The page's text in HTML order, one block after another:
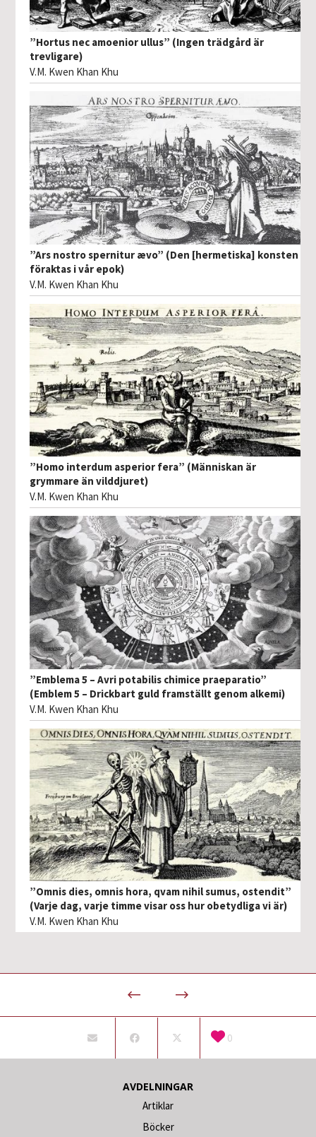
”Hortus nec amoenior ullus” (Ingen trädgård är
trevligare)
V.M. Kwen Khan Khu
”Ars nostro spernitur ævo” (Den [hermetiska] konsten
föraktas i vår epok)
V.M. Kwen Khan Khu
”Homo interdum asperior fera” (Människan är
grymmare än vilddjuret)
V.M. Kwen Khan Khu
”Emblema 5 – Avri potabilis chimice praeparatio”
(Emblem 5 – Drickbart guld framställt genom alkemi)
V.M. Kwen Khan Khu
”Omnis dies, omnis hora, qvam nihil sumus, ostendit”
(Varje dag, varje timme visar oss hur obetydliga vi är)
V.M. Kwen Khan Khu
0
AVDELNINGAR
Artiklar
Böcker